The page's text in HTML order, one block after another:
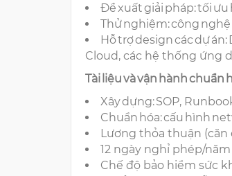
Đề xuất giải pháp: tối
Thử nghiệm: công nghệ
Hỗ trợ design các dự
Cloud, các hệ thống ứng
Tài liệu và vận hành chuẩn
Xây dựng: SOP,
Chuẩn hóa: cấu hình
Lương thỏa thuận
12 ngày nghỉ phép/
Chế độ bảo hiểm sức